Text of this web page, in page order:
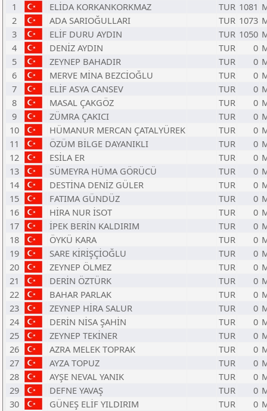
1
ELİDA KORKANKORKMAZ TUR 1081
2
ADA SARIOĞULLARI TUR 1073
3
ELİF DURU AYDIN TUR 1050
4
DENİZ AYDIN TUR 0
5
ZEYNEP BAHADIR TUR 0
6
MERVE MİNA BEZCİOĞLU TUR 0
7
ELİF ASYA CANSEV TUR 0
8
MASAL ÇAKGÖZ TUR 0
9
ZÜMRA ÇAKICI TUR 0
10
HÜMANUR MERCAN ÇATALYÜREK TUR 0
11
ÖZÜM BİLGE DAYANIKLI TUR 0
12
ESİLA ER TUR 0
13
SÜMEYRA HÜMA GÖRÜCÜ TUR 0
14
DESTİNA DENİZ GÜLER TUR 0
15
FATIMA GÜNDÜZ TUR 0
16
HİRA NUR İSOT TUR 0
17
İPEK BERİN KALDIRIM TUR 0
18
ÖYKÜ KARA TUR 0
19
SARE KİRİŞÇİOĞLU TUR 0
20
ZEYNEP ÖLMEZ TUR 0
21
DERİN ÖZTÜRK TUR 0
22
BAHAR PARLAK TUR 0
23
ZEYNEP HİRA SALUR TUR 0
24
DERİN NİSA ŞAHİN TUR 0
25
ZEYNEP TEKİNER TUR 0
26
AZRA MELEK TOPRAK TUR 0
27
AYZA TOPUZ TUR 0
28
AYŞE NEVAL YANIK TUR 0
29
DEFNE YAVAŞ TUR 0
30
GÜNEŞ ELİF YILDIRIM TUR 0